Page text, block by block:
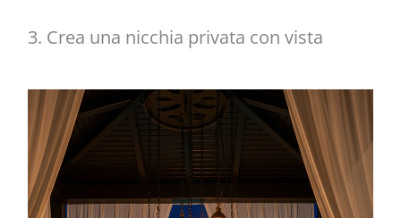
3. Crea una nicchia privata con vista